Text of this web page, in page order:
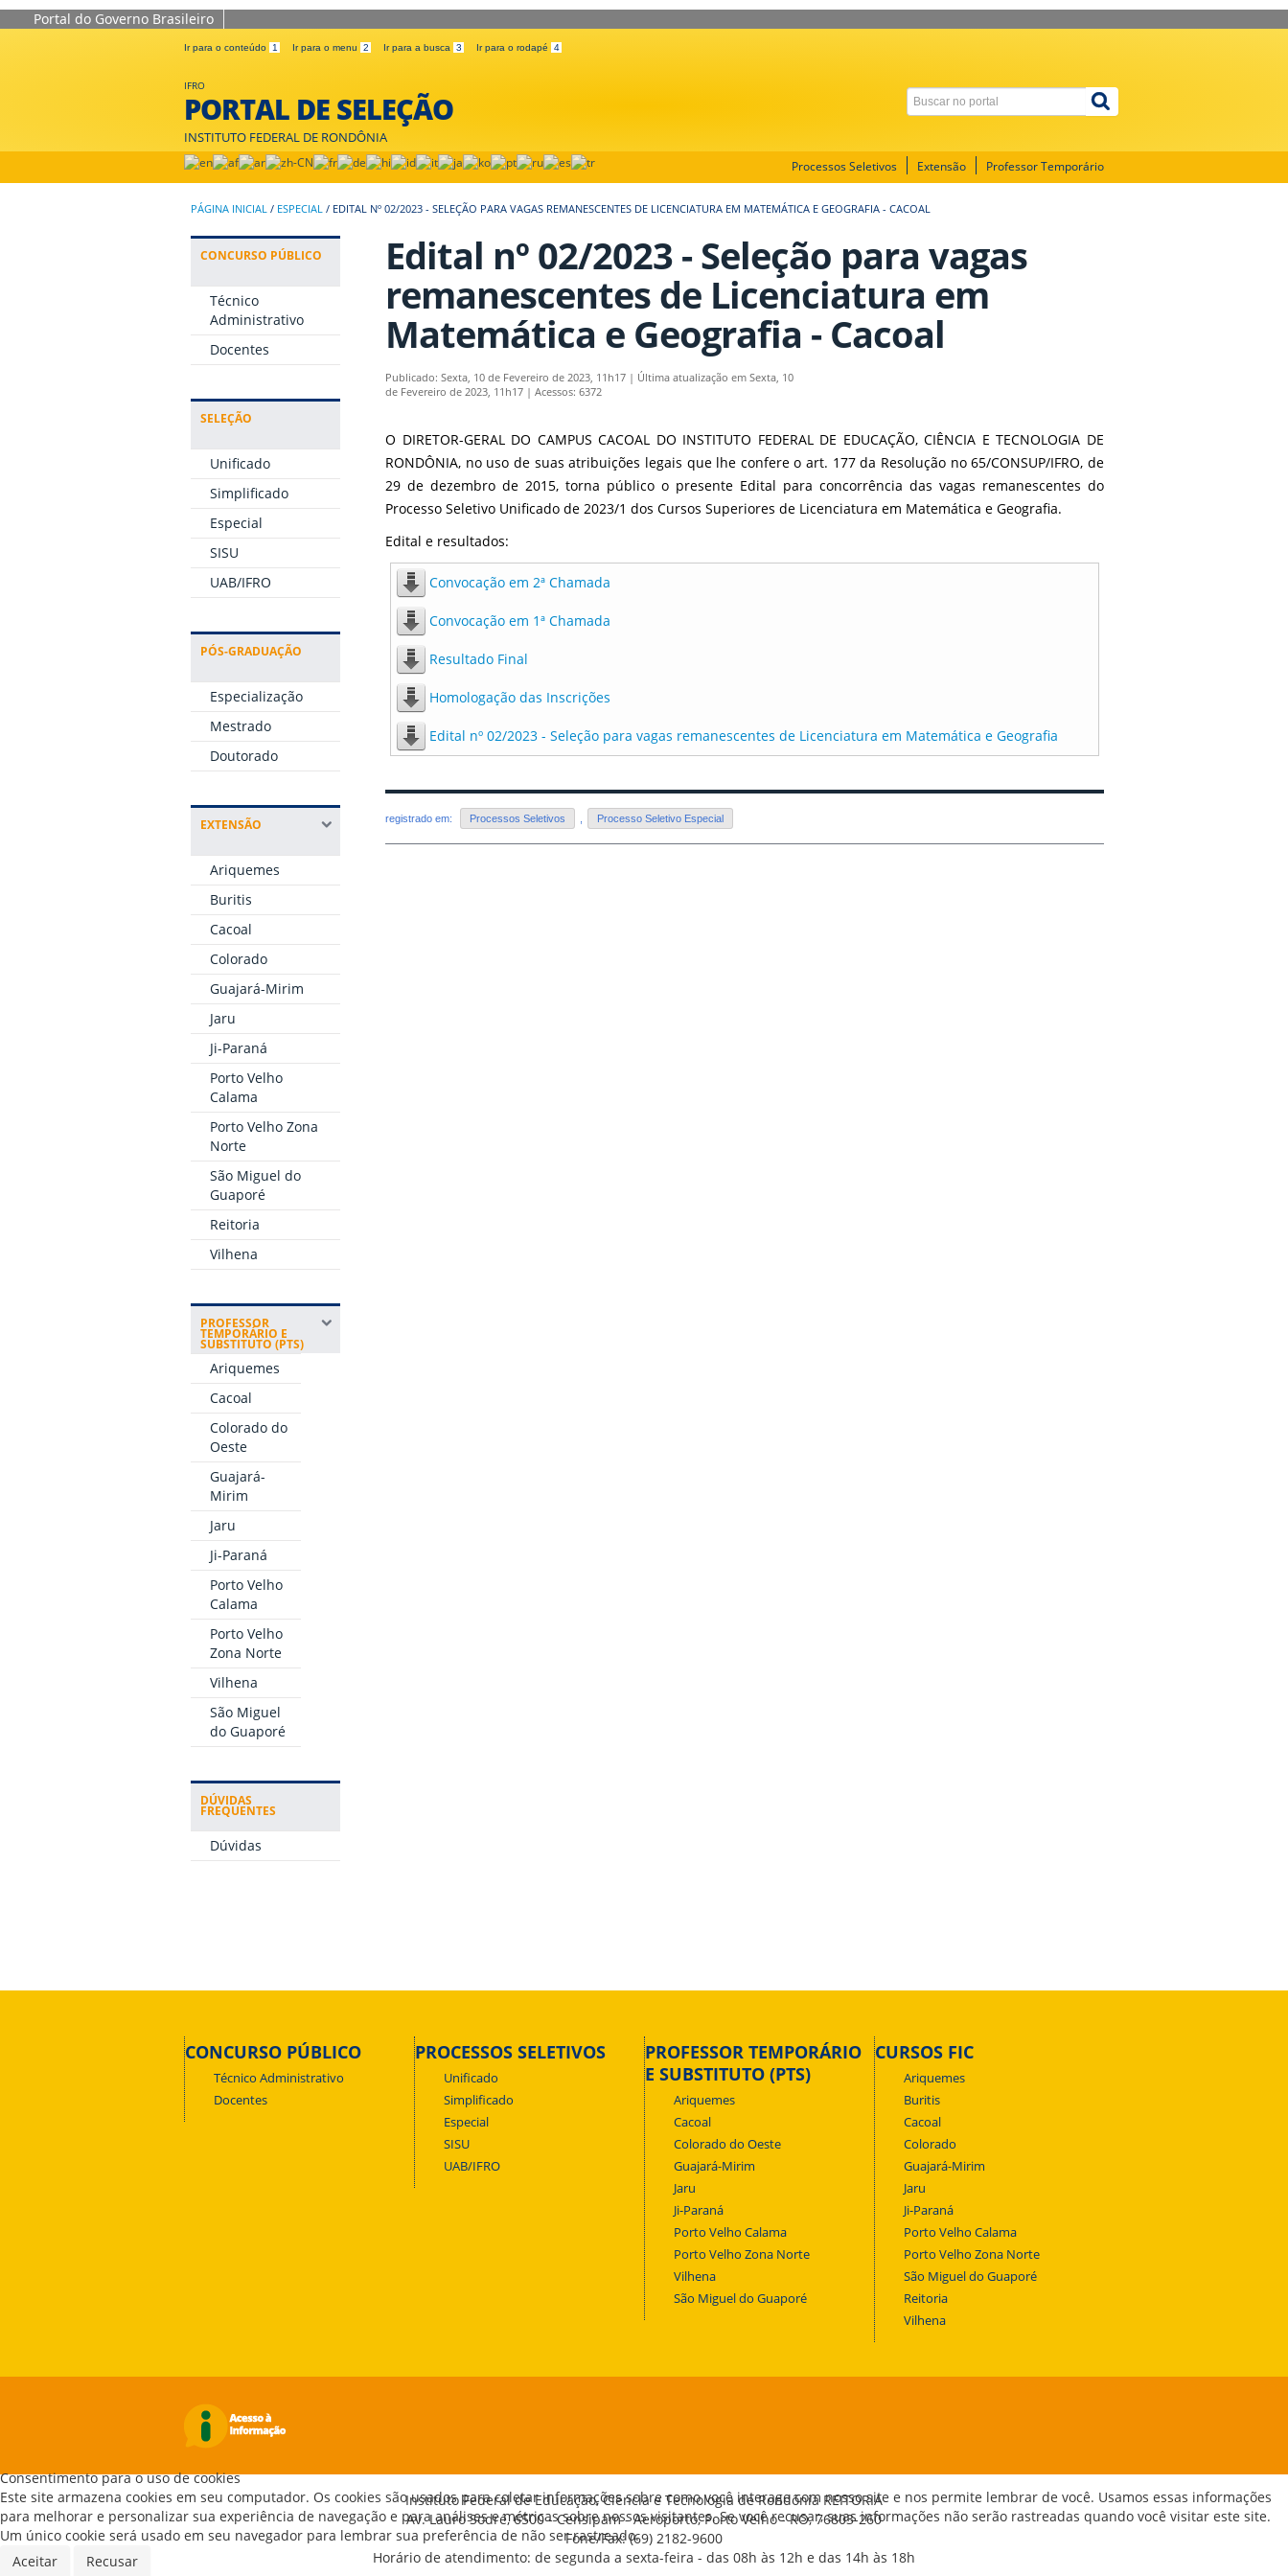
Portal do Governo Brasileiro
Ir para o conteúdo 1 Ir para o menu 2 Ir para a busca 3 Ir para o rodapé 4
IFRO
PORTAL DE SELEÇÃO
INSTITUTO FEDERAL DE RONDÔNIA
Processos Seletivos Extensão Professor Temporário
PÁGINA INICIAL / ESPECIAL / EDITAL Nº 02/2023 - SELEÇÃO PARA VAGAS REMANESCENTES DE LICENCIATURA EM MATEMÁTICA E GEOGRAFIA - CACOAL
CONCURSO PÚBLICO
Técnico
Administrativo
Docentes
SELEÇÃO
Unificado
Simplificado
Especial
SISU
UAB/IFRO
PÓS-GRADUAÇÃO
Especialização
Mestrado
Doutorado
EXTENSÃO
Ariquemes
Buritis
Cacoal
Colorado
Guajará-Mirim
Jaru
Ji-Paraná
Porto Velho
Calama
Porto Velho Zona
Norte
São Miguel do
Guaporé
Reitoria
Vilhena
PROFESSOR
TEMPORÁRIO E
SUBSTITUTO (PTS)
Ariquemes
Cacoal
Colorado do
Oeste
Guajará-
Mirim
Jaru
Ji-Paraná
Porto Velho
Calama
Porto Velho
Zona Norte
Vilhena
São Miguel
do Guaporé
DÚVIDAS
FREQUENTES
Dúvidas
Edital nº 02/2023 - Seleção para vagas
remanescentes de Licenciatura em
Matemática e Geografia - Cacoal
Publicado: Sexta, 10 de Fevereiro de 2023, 11h17 | Última atualização em Sexta, 10
de Fevereiro de 2023, 11h17 | Acessos: 6372
O DIRETOR-GERAL DO CAMPUS CACOAL DO INSTITUTO FEDERAL DE EDUCAÇÃO, CIÊNCIA E TECNOLOGIA DE
RONDÔNIA, no uso de suas atribuições legais que lhe confere o art. 177 da Resolução no 65/CONSUP/IFRO, de
29 de dezembro de 2015, torna público o presente Edital para concorrência das vagas remanescentes do
Processo Seletivo Unificado de 2023/1 dos Cursos Superiores de Licenciatura em Matemática e Geografia.
Edital e resultados:
Convocação em 2ª Chamada
Convocação em 1ª Chamada
Resultado Final
Homologação das Inscrições
Edital nº 02/2023 - Seleção para vagas remanescentes de Licenciatura em Matemática e Geografia
registrado em: Processos Seletivos Processo Seletivo Especial
CONCURSO PÚBLICO
Técnico Administrativo
Docentes
PROCESSOS SELETIVOS
Unificado
Simplificado
Especial
SISU
UAB/IFRO
PROFESSOR TEMPORÁRIO
E SUBSTITUTO (PTS)
Ariquemes
Cacoal
Colorado do Oeste
Guajará-Mirim
Jaru
Ji-Paraná
Porto Velho Calama
Porto Velho Zona Norte
Vilhena
São Miguel do Guaporé
CURSOS FIC
Ariquemes
Buritis
Cacoal
Colorado
Guajará-Mirim
Jaru
Ji-Paraná
Porto Velho Calama
Porto Velho Zona Norte
São Miguel do Guaporé
Reitoria
Vilhena
Instituto Federal de Educação, Ciência e Tecnologia de Rondônia REITORIA
Av. Lauro Sodré, 6500 - Censipam - Aeroporto, Porto Velho - RO, 76803-260
Fone/Fax: (69) 2182-9600
Horário de atendimento: de segunda a sexta-feira - das 08h às 12h e das 14h às 18h
Consentimento para o uso de cookies
Este site armazena cookies em seu computador. Os cookies são usados para coletar informações sobre como você interage com nosso site e nos permite lembrar de você. Usamos essas informações
para melhorar e personalizar sua experiência de navegação e para análises e métricas sobre nossos visitantes. Se você recusar, suas informações não serão rastreadas quando você visitar este site.
Um único cookie será usado em seu navegador para lembrar sua preferência de não ser rastreado.
Aceitar
Recusar